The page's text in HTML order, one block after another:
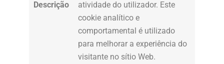
Descrição
atividade do utilizador. Este
cookie analítico e
comportamental é utilizado
para melhorar a experiência do
visitante no sítio Web.